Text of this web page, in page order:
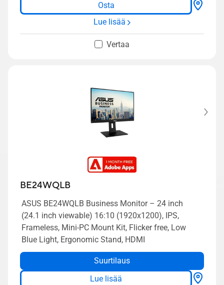
Osta
Lue lisää
Vertaa
BE24WQLB
ASUS BE24WQLB Business Monitor – 24 inch
(24.1 inch viewable) 16:10 (1920x1200), IPS,
Frameless, Mini-PC Mount Kit, Flicker free, Low
Blue Light, Ergonomic Stand, HDMI
Suurtilaus
Lue lisää